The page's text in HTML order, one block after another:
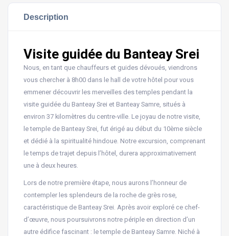
Description
Visite guidée du Banteay Srei
Nous, en tant que chauffeurs et guides dévoués, viendrons
vous chercher à 8h00 dans le hall de votre hôtel pour vous
emmener découvrir les merveilles des temples pendant la
visite guidée du Banteay Srei et Banteay Samre, situés à
environ 37 kilomètres du centre-ville. Le joyau de notre visite,
le temple de Banteay Srei, fut érigé au début du 10ème siècle
et dédié à la spiritualité hindoue. Notre excursion, comprenant
le temps de trajet depuis l’hôtel, durera approximativement
une à deux heures.
Lors de notre première étape, nous aurons l’honneur de
contempler les splendeurs de la roche de grès rose,
caractéristique de Banteay Srei. Après avoir exploré ce chef-
d’œuvre, nous poursuivrons notre périple en direction d’un
autre édifice fascinant : le temple de Banteay Samre. Niché à